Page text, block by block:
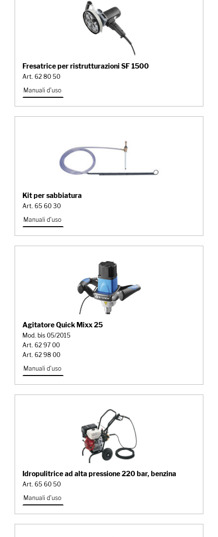
Fresatrice per ristrutturazioni SF 1500
Art. 62 80 50
Manuali d'uso
Kit per sabbiatura
Art. 65 60 30
Manuali d'uso
Agitatore Quick Mixx 25
Mod. bis 05/2015
Art. 62 97 00
Art. 62 98 00
Manuali d'uso
Idropulitrice ad alta pressione 220 bar, benzina
Art. 65 60 50
Manuali d'uso